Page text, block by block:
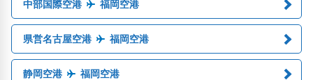
中部国際空港 福岡空港
県営名古屋空港 福岡空港
静岡空港 福岡空港